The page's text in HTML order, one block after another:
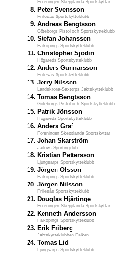
Föreningen Skepplanda Sportskyttar
8. Peter Svensson
Frillesås Sportskytteklubb
9. Andreas Bengtsson
Göteborgs Pistol och Sportskytteklubb
10. Stefan Johansson
Falköpings Sportskytteklubb
11. Christopher Sjödin
Högareds Sportskytteklubb
12. Anders Gunnarsson
Frillesås Sportskytteklubb
13. Jerry Nilsson
Landskrona-Saxtorps Jaktskytteklubb
14. Tomas Bengtsson
Göteborgs Pistol och Sportskytteklubb
15. Patrik Jönsson
Högareds Sportskytteklubb
16. Anders Graf
Föreningen Skepplanda Sportskyttar
17. Johan Skarström
Järlövs Sportingclub
18. Kristian Pettersson
Ljungsarps Sportskytteklubb
19. Jörgen Olsson
Falköpings Sportskytteklubb
20. Jörgen Nilsson
Frillesås Sportskytteklubb
21. Douglas Hjärtinge
Föreningen Skepplanda Sportskyttar
22. Kenneth Andersson
Falköpings Sportskytteklubb
23. Erik Friberg
Jaktskytteklubben Falken
24. Tomas Lid
Ljungsarps Sportskytteklubb